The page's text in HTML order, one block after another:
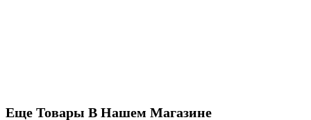
Еще Товары В Нашем Магазине